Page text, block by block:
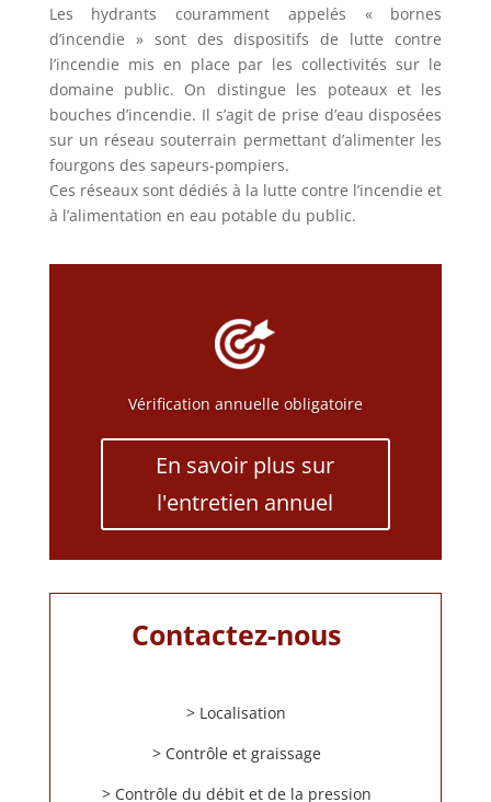
Les hydrants couramment appelés « bornes
d’incendie » sont des dispositifs de lutte contre
l’incendie mis en place par les collectivités sur le
domaine public. On distingue les poteaux et les
bouches d’incendie. Il s’agit de prise d’eau disposées
sur un réseau souterrain permettant d’alimenter les
fourgons des sapeurs-pompiers.
Ces réseaux sont dédiés à la lutte contre l’incendie et
à l’alimentation en eau potable du public.
Vérification annuelle obligatoire
En savoir plus sur
l'entretien annuel
Contactez-nous
> Localisation
> Contrôle et graissage
> Contrôle du débit et de la pression